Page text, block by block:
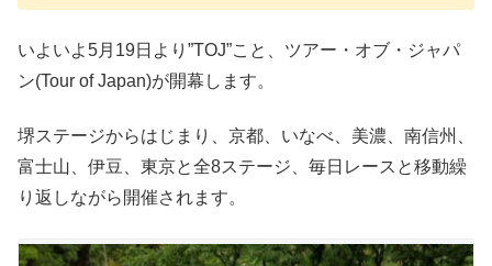
いよいよ5月19日より”TOJ”こと、ツアー・オブ・ジャパ
ン(Tour of Japan)が開幕します。
堺ステージからはじまり、京都、いなべ、美濃、南信州、
富士山、伊豆、東京と全8ステージ、毎日レースと移動繰
り返しながら開催されます。